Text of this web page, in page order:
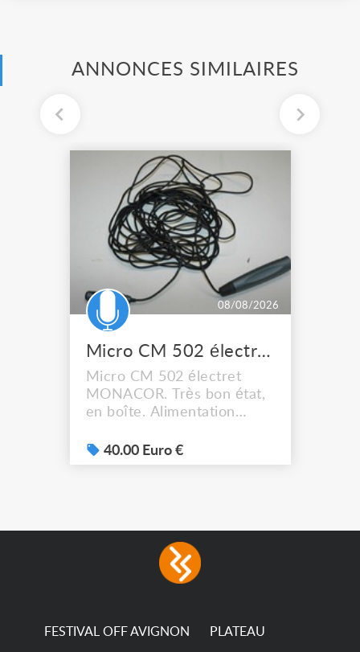
ANNONCES SIMILAIRES
08/08/2026
Micro CM 502 électret MONACOR
Micro CM 502 électret
MONACOR. Très bon état,
en boîte. Alimentation
Avec accessoires. Livraison
possible.
40.00 Euro €
FESTIVAL OFF AVIGNON PLATEAU